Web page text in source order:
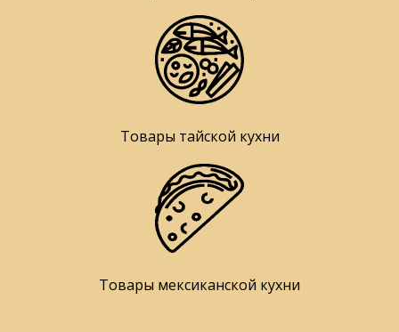
Товары тайской кухни
Товары мексиканской кухни